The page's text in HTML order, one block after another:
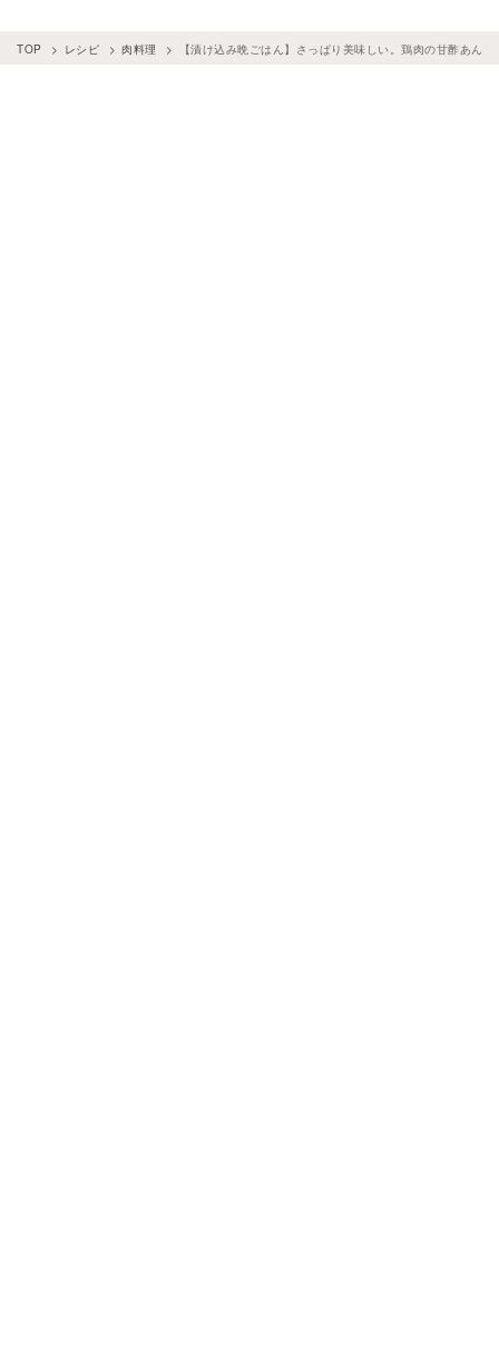
TOP レシピ 肉料理 【漬け込み晩ごはん】さっぱり美味しい。鶏肉の甘酢あん&